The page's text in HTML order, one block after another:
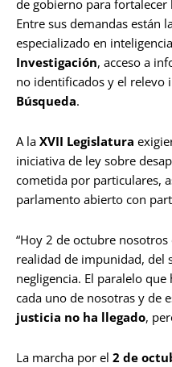
de gobierno para fortalecer
Entre sus demandas están
especializado en
Investigación, acceso a
no identificados y el relevo
Búsqueda.
A la XVII Legislatura
iniciativa de ley sobre
cometida por particulares,
parlamento abierto con
“Hoy 2 de octubre
realidad de impunidad, del
negligencia. El paralelo
cada uno de nosotras y de
justicia no ha llegado,
La marcha por el 2 de